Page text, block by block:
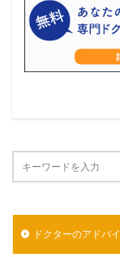
ドクターのアドバ